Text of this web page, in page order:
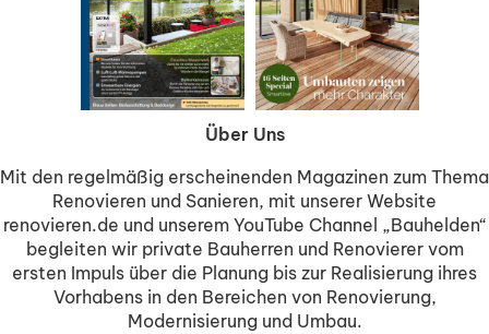
Über Uns
Mit den regelmäßig erscheinenden Magazinen zum Thema
Renovieren und Sanieren, mit unserer Website
renovieren.de und unserem YouTube Channel „Bauhelden“
begleiten wir private Bauherren und Renovierer vom
ersten Impuls über die Planung bis zur Realisierung ihres
Vorhabens in den Bereichen von Renovierung,
Modernisierung und Umbau.